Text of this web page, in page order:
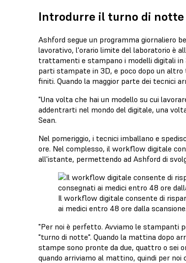
Introdurre il turno di notte
Ashford segue un programma giornaliero
lavorativo, l'orario limite del laboratorio è
trattamenti e stampano i modelli digitali
parti stampate in 3D, e poco dopo un
finiti. Quando la maggior parte dei tecnici
"Una volta che hai un modello su cui
addentrarti nel mondo del digitale, una
Sean.
Nel pomeriggio, i tecnici imballano e
ore. Nel complesso, il workflow digitale
all'istante, permettendo ad Ashford di
Il workflow digitale consente di
ai medici entro 48 ore dalla scansione.
"Per noi è perfetto. Avviamo le stampanti
"turno di notte". Quando la mattina dopo
stampe sono pronte da due, quattro o sei
quando arriviamo al mattino, quindi per